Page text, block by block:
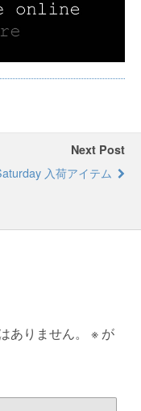
Next Post
入荷アイテム
りません。 ※ が